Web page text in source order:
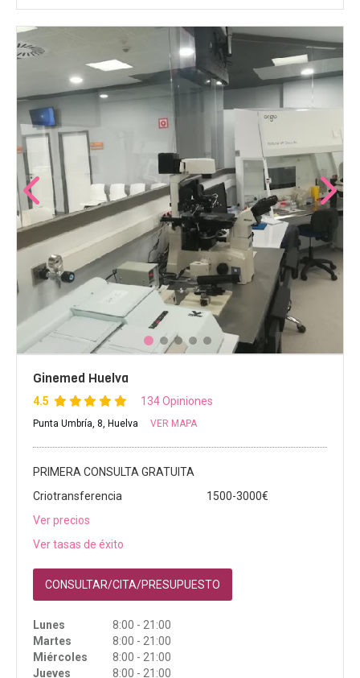
Ginemed Huelva
4.5 134 Opiniones
Punta Umbría, 8, Huelva VER MAPA
PRIMERA CONSULTA GRATUITA
Criotransferencia
1500-3000€
Ver precios
Ver tasas de éxito
CONSULTAR/CITA/PRESUPUESTO
Lunes
8:00 - 21:00
Martes
8:00 - 21:00
Miércoles
8:00 - 21:00
Jueves
8:00 - 21:00